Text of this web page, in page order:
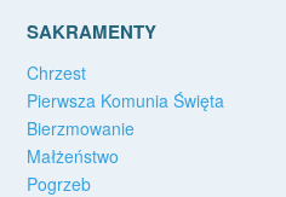
SAKRAMENTY
Chrzest
Pierwsza Komunia Święta
Bierzmowanie
Małżeństwo
Pogrzeb